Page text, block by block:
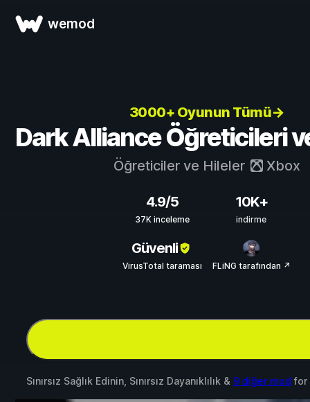
wemod
3000+ Oyunun Tümü→
Dark Alliance Öğreticileri
Öğreticiler ve Hileler Xbox
4.9/5
37K inceleme
10K+
indirme
Güvenli
VirusTotal taraması FLiNG tarafından ↗
Sınırsız Sağlık Edinin, Sınırsız Dayanıklılık & 9 diğer mod for